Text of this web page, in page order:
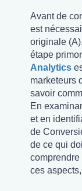
Avant de
est
originale
étape
Analytics
marketeurs
savoir
En
et en
de
de ce qui
ces